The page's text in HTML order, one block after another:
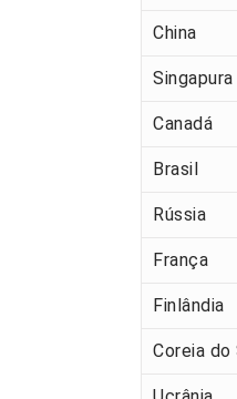
China
Singapura
Canadá
Brasil
Rússia
França
Finlândia
Coreia do